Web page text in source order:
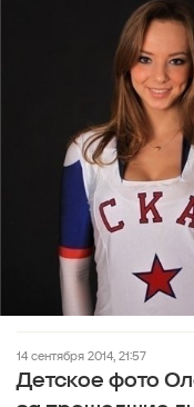
14 сентября 2014, 21:57
Детское фото